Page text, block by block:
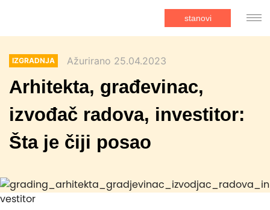
stanovi
IZGRADNJA Ažurirano 25.04.2023
Arhitekta, građevinac,
izvođač radova, investitor:
Šta je čiji posao